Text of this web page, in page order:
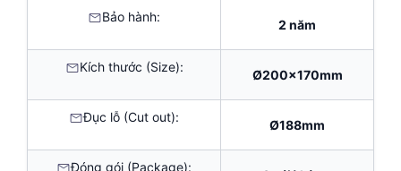
Bảo hành:
2 năm
Kích thước (Size):
Ø200x170mm
Đục lỗ (Cut out):
Ø188mm
Đóng gói (Package):